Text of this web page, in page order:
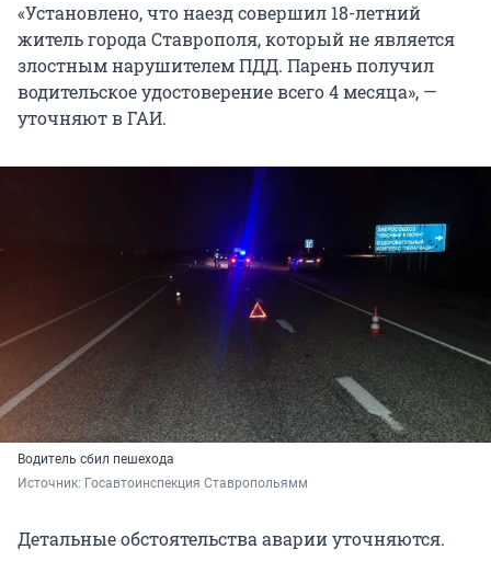
«Установлено, что наезд совершил 18-летний
житель города Ставрополя, который не является
злостным нарушителем ПДД. Парень получил
водительское удостоверение всего 4 месяца», —
уточняют в ГАИ.
Водитель сбил пешехода
Источник: Госавтоинспекция Ставропольямм
Детальные обстоятельства аварии уточняются.